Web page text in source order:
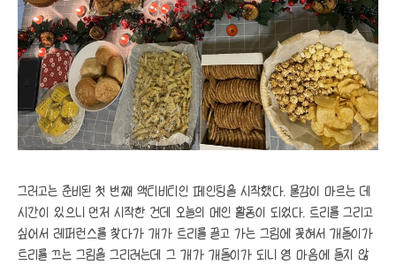
그러고는 준비된 첫 번째 액티비티인 페인팅을 시작했다. 물감이 마르는 데
시간이 있으니 먼저 시작한 건데 오늘의 메인 활동이 되었다. 트리를 그리고
싶어서 레퍼런스를 찾다가 개가 트리를 끌고 가는 그림에 꽂혀서 개돌이가
트리를 끄는 그림을 그리려는데 그 개가 개돌이가 되니 영 마음에 들지 않